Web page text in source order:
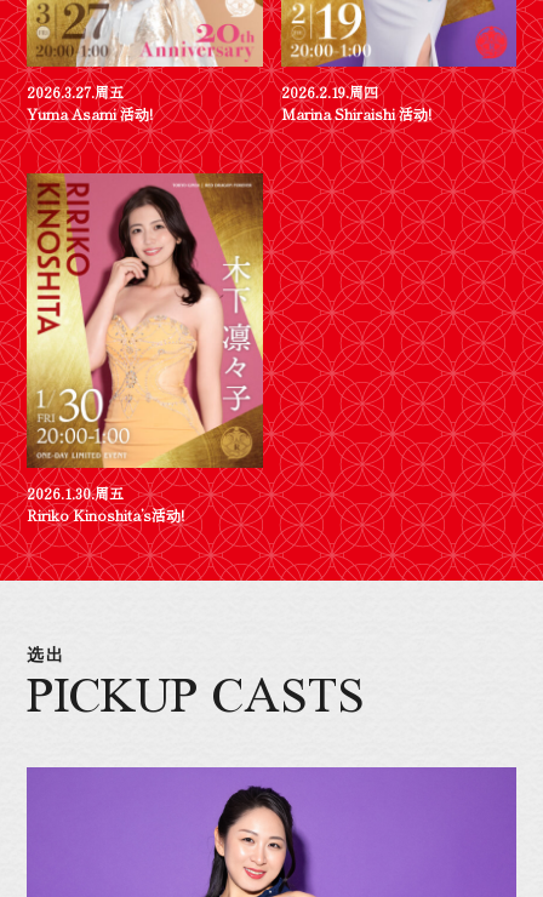
2026.3.27.周五
Yuma Asami 活动!
2026.2.19.周四
Marina Shiraishi 活动!
2026.1.30.周五
Ririko Kinoshita’s活动!
选出
PICKUP CASTS